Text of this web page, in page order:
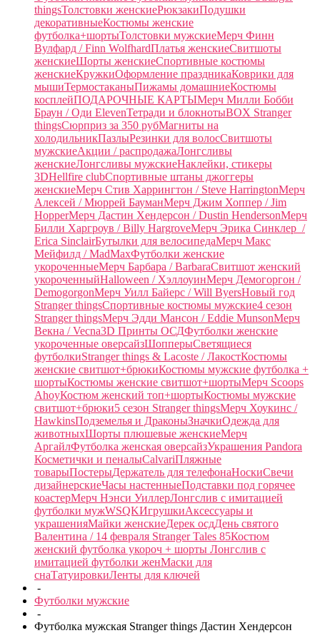
thingsТолстовки женскиеРюкзакиПодушки
декоративныеКостюмы женские
футболка+шортыТолстовки мужскиеМерч Финн
Вулфард / Finn WolfhardПлатья женскиеСвитшоты
женскиеШорты женскиеСпортивные костюмы
женскиеКружкиОформление праздникаКоврики для
мышиТермостаканыПижамы домашниеКостюмы
косплейПОДАРОЧНЫЕ КАРТЫМерч Милли Бобби
Браун / Оди ElevenТетради и блокнотыBOX Stranger
thingsСюрприз за 350 рубМагниты на
холодильникПазлыРезинки для волосСвитшоты
мужскиеАкции / распродажаЛонгсливы
женскиеЛонгсливы мужскиеНаклейки, стикеры
3DHellfire clubСпортивные штаны джоггеры
женскиеМерч Стив Харрингтон / Steve HarringtonМерч
Алексей / Мюррей БауманМерч Джим Хоппер / Jim
HopperМерч Дастин Хендерсон / Dustin HendersonМерч
Билли Харгроув / Billy HargroveМерч Эрика Синклер /
Erica SinclairБутылки для велосипедаМерч Макс
Мейфилд / MadMaxФутболки женские
укороченныеМерч Барбара / BarbaraСвитшот женский
укороченныйHalloween / ХэллоуинМерч Демогоргон /
DemogorgonМерч Уилл Байерс / Will ByersНовый год
Stranger thingsСпортивные костюмы мужские4 сезон
Stranger thingsМерч Эдди Мансон / Eddie MunsonМерч
Векна / Vecna3D Принты ОСДФутболки женские
укороченные оверсайзШопперыСветящиеся
футболкиStranger things & Lacoste / ЛакостКостюмы
женские свитшот+брюкиКостюмы мужские футболка +
шортыКостюмы женские свитшот+шортыМерч Scoops
AhoyКостюм женский топ+шортыКостюмы мужские
свитшот+брюки5 сезон Stranger thingsМерч Хоукинс /
HawkinsПодземелья и ДраконыЗначкиОдежда для
животныхШорты плюшевые женскиеМерч
АргайлФутболка женская оверсайзУкрашения Pandora
Косметички и пеналыCalvariПляжные
товарыПостерыДержатель для телефонаНоскиСвечи
дизайнерскиеЧасы настенныеПодставки под горячее
коастерМерч Нэнси УиллерЛонгслив с имитацией
футболки мужWSQKИгрушкиАксессуары и
украшенияМайки женскиеДерек осдДень святого
Валентина / 14 февраля Stranger Tales 85Костюм
женский футболка укороч + шорты Лонгслив с
имитацией футболки женМаски для
снаТатуировкиЛенты для ключей
-
Футболки мужские
-
Футболка мужская Stranger things Дастин Хендерсон